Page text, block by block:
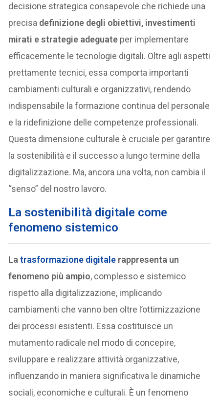
decisione strategica consapevole che richiede una
precisa definizione degli obiettivi, investimenti
mirati e strategie adeguate per implementare
efficacemente le tecnologie digitali. Oltre agli aspetti
prettamente tecnici, essa comporta importanti
cambiamenti culturali e organizzativi, rendendo
indispensabile la formazione continua del personale
e la ridefinizione delle competenze professionali.
Questa dimensione culturale è cruciale per garantire
la sostenibilità e il successo a lungo termine della
digitalizzazione. Ma, ancora una volta, non cambia il
“senso” del nostro lavoro.
La sostenibilità digitale come
fenomeno sistemico
La trasformazione digitale rappresenta un
fenomeno più ampio, complesso e sistemico
rispetto alla digitalizzazione, implicando
cambiamenti che vanno ben oltre l’ottimizzazione
dei processi esistenti. Essa costituisce un
mutamento radicale nel modo di concepire,
sviluppare e realizzare attività organizzative,
influenzando in maniera significativa le dinamiche
sociali, economiche e culturali. È un fenomeno